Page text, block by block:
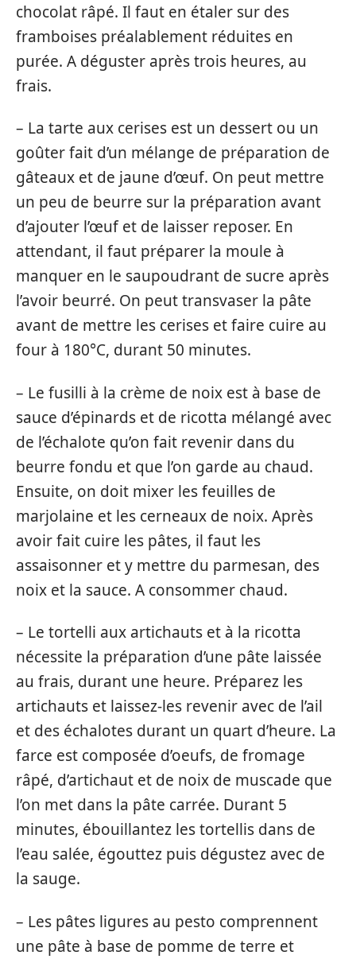
chocolat râpé. Il faut en étaler sur des
framboises préalablement réduites en
purée. A déguster après trois heures, au
frais.
– La tarte aux cerises est un dessert ou un
goûter fait d’un mélange de préparation de
gâteaux et de jaune d’œuf. On peut mettre
un peu de beurre sur la préparation avant
d’ajouter l’œuf et de laisser reposer. En
attendant, il faut préparer la moule à
manquer en le saupoudrant de sucre après
l’avoir beurré. On peut transvaser la pâte
avant de mettre les cerises et faire cuire au
four à 180°C, durant 50 minutes.
– Le fusilli à la crème de noix est à base de
sauce d’épinards et de ricotta mélangé avec
de l’échalote qu’on fait revenir dans du
beurre fondu et que l’on garde au chaud.
Ensuite, on doit mixer les feuilles de
marjolaine et les cerneaux de noix. Après
avoir fait cuire les pâtes, il faut les
assaisonner et y mettre du parmesan, des
noix et la sauce. A consommer chaud.
– Le tortelli aux artichauts et à la ricotta
nécessite la préparation d’une pâte laissée
au frais, durant une heure. Préparez les
artichauts et laissez-les revenir avec de l’ail
et des échalotes durant un quart d’heure. La
farce est composée d’oeufs, de fromage
râpé, d’artichaut et de noix de muscade que
l’on met dans la pâte carrée. Durant 5
minutes, ébouillantez les tortellis dans de
l’eau salée, égouttez puis dégustez avec de
la sauge.
– Les pâtes ligures au pesto comprennent
une pâte à base de pomme de terre et